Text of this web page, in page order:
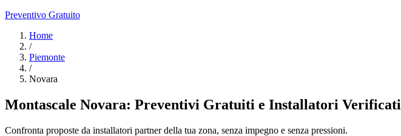
Preventivo Gratuito
Home
/
Piemonte
/
Novara
Montascale Novara: Preventivi Gratuiti e Installatori Verificati
Confronta proposte da installatori partner della tua zona, senza impegno e senza pressioni.